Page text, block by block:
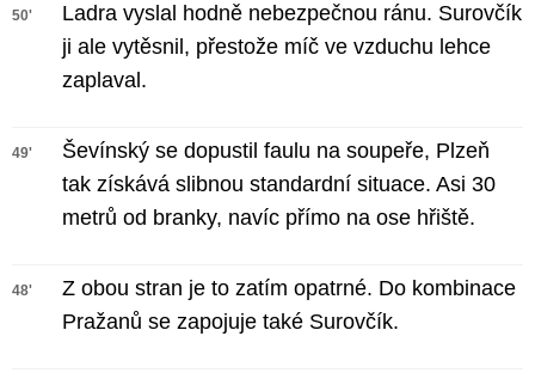
50'
Ladra vyslal hodně nebezpečnou ránu. Surovčík
ji ale vytěsnil, přestože míč ve vzduchu lehce
zaplaval.
49'
Ševínský se dopustil faulu na soupeře, Plzeň
tak získává slibnou standardní situace. Asi 30
metrů od branky, navíc přímo na ose hřiště.
48'
Z obou stran je to zatím opatrné. Do kombinace
Pražanů se zapojuje také Surovčík.